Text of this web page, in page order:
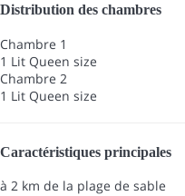
Distribution des chambres
Chambre 1
1 Lit Queen size
Chambre 2
1 Lit Queen size
Caractéristiques principales
à 2 km de la plage de sable